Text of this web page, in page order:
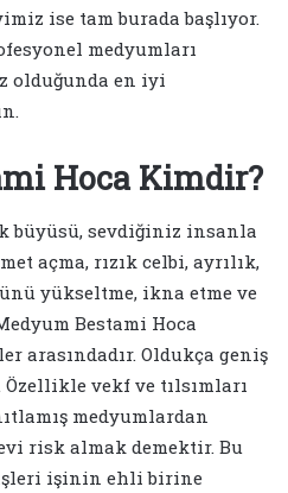
ise tam burada başlıyor.
medyumları
olduğunda en iyi
Hoca Kimdir?
büyüsü, sevdiğiniz insanla
açma, rızık celbi, ayrılık,
yükseltme, ikna etme ve
Bestami Hoca
arasındadır. Oldukça geniş
vekf ve tılsımları
medyumlardan
risk almak demektir. Bu
işinin ehli birine